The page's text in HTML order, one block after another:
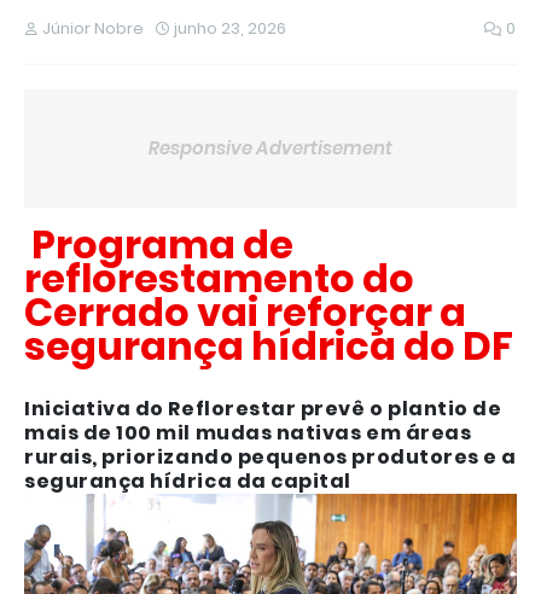
Júnior Nobre junho 23, 2026 0
Responsive Advertisement
Programa de
reflorestamento do
Cerrado vai reforçar a
segurança hídrica do DF
Iniciativa do Reflorestar prevê o plantio de
mais de 100 mil mudas nativas em áreas
rurais, priorizando pequenos produtores e a
segurança hídrica da capital